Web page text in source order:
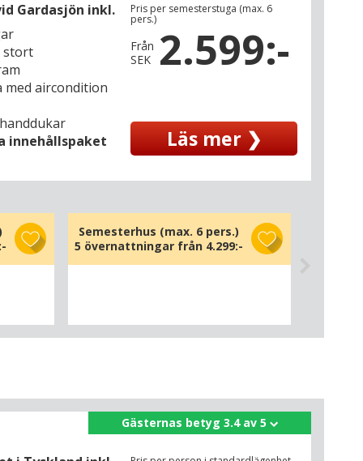
Gardasjön inkl.
stort
med aircondition
innehållspaket
Pris per semesterstuga (max. 6
pers.)
Från
SEK
2.599:-
Läs mer ❯
Semesterhus (max. 6 pers.)
5 övernattningar från 4.299:-
Gästernas betyg 3.4 av 5